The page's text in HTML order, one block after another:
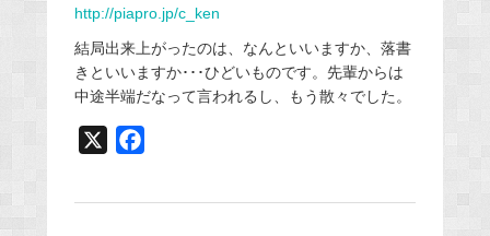
http://piapro.jp/c_ken
結局出来上がったのは、なんといいますか、落書
きといいますか･･･ひどいものです。先輩からは
中途半端だなって言われるし、もう散々でした。